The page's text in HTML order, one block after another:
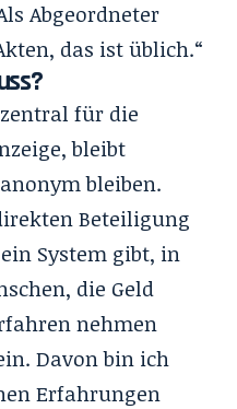
Abgeordneter
das ist üblich.“
für die
bleibt
bleiben.
Beteiligung
System gibt, in
die Geld
nehmen
Davon bin ich
Erfahrungen